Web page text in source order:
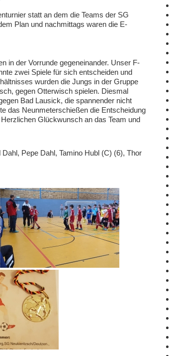
statt an dem die Teams der SG
Plan und nachmittags waren die E-
in der Vorrunde gegeneinander. Unser F-
zwei Spiele für sich entscheiden und
wurden die Jungs in der Gruppe
gegen Otterwisch spielen. Diesmal
Bad Lausick, die spannender nicht
das Neunmeterschießen die Entscheidung
Glückwunsch an das Team und
Pepe Dahl, Tamino Hubl (C) (6), Thor